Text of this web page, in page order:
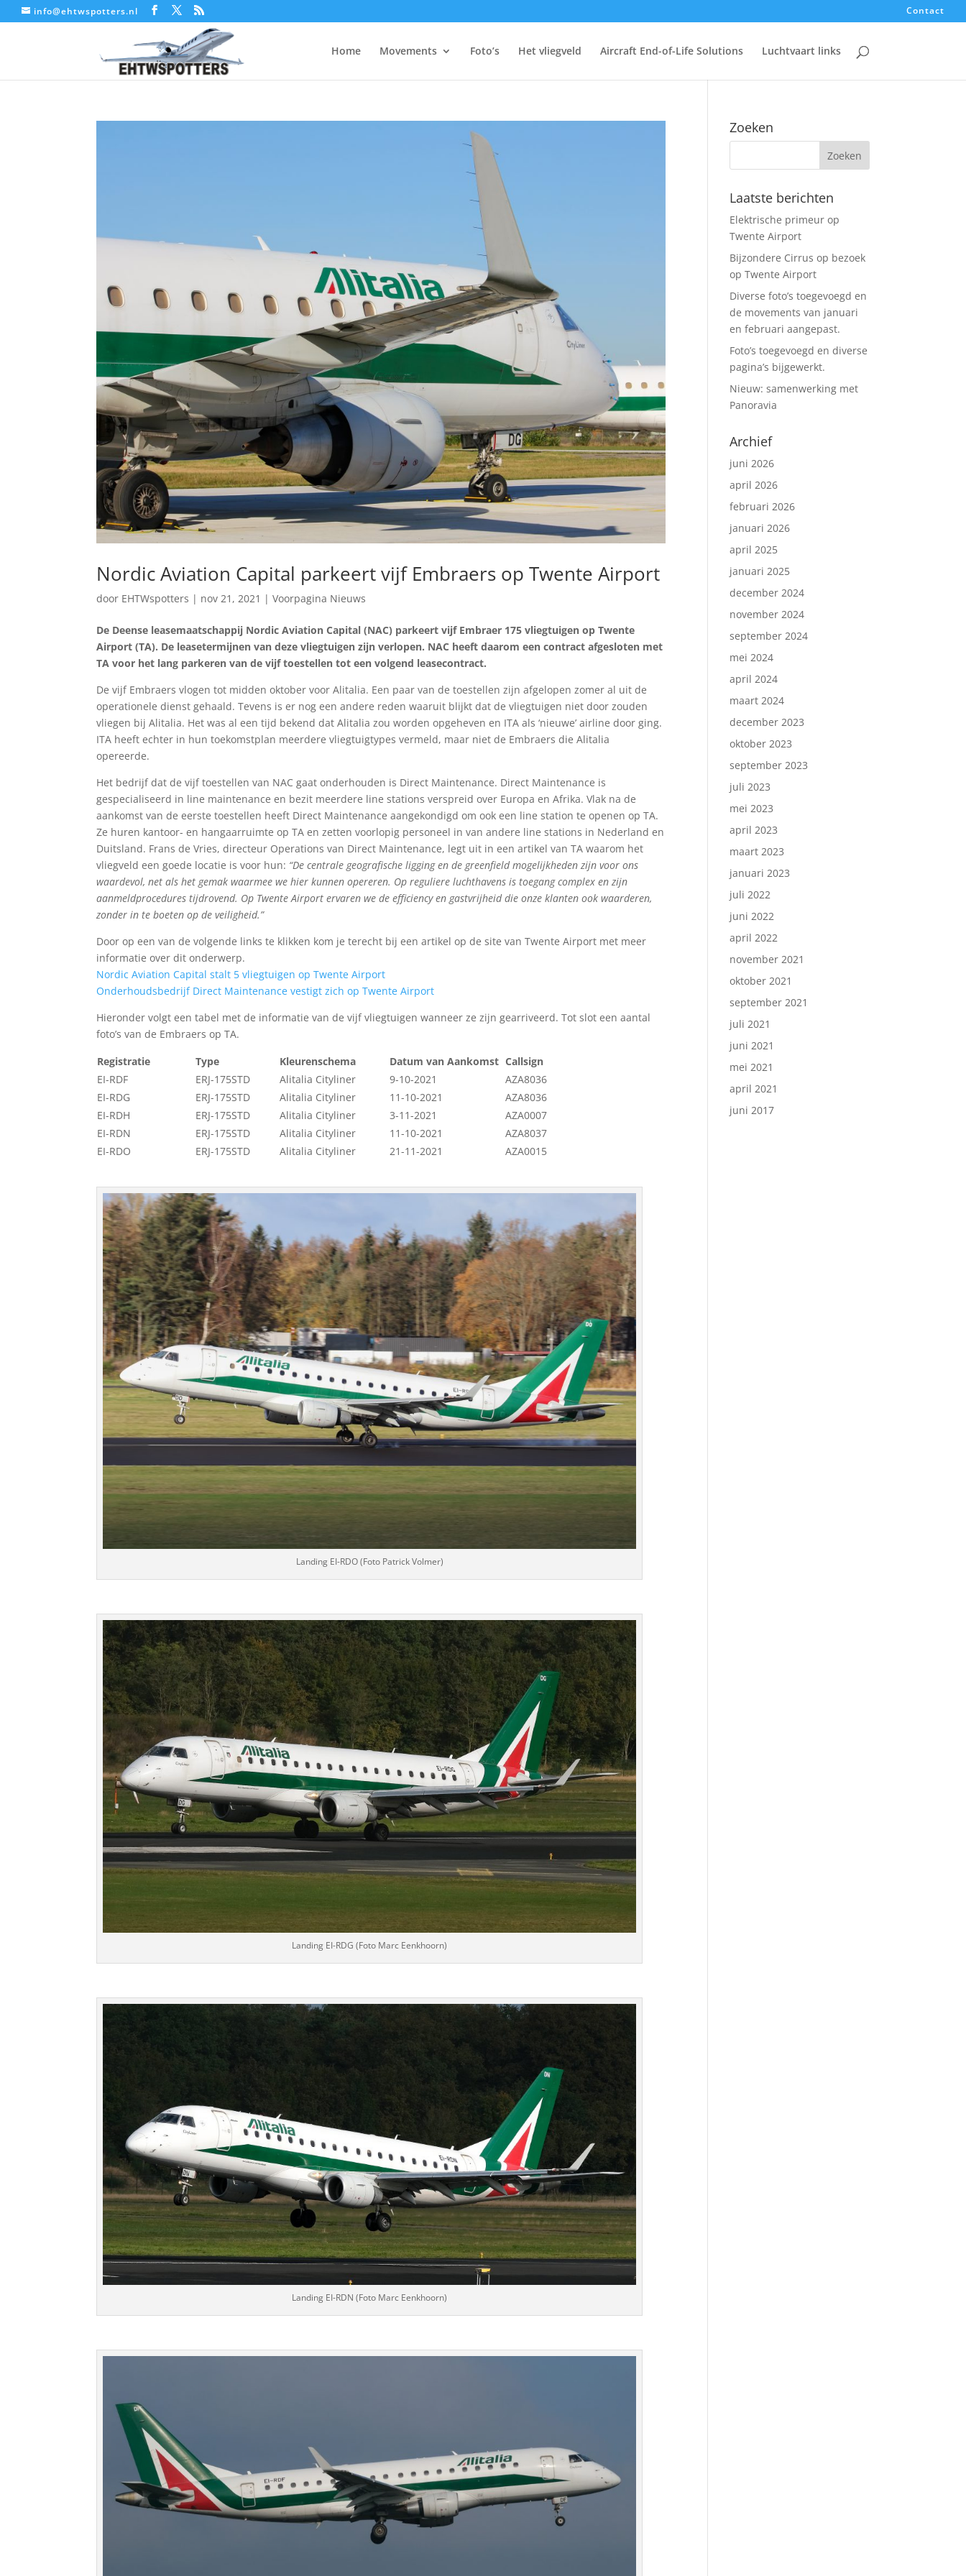
info@ehtwspotters.nl Contact
Home Movements Foto’s Het vliegveld Aircraft End-of-Life Solutions Luchtvaart links
Nordic Aviation Capital parkeert vijf Embraers op Twente Airport
door EHTWspotters | nov 21, 2021 |Voorpagina Nieuws
De Deense leasemaatschappij Nordic Aviation Capital (NAC) parkeert vijf Embraer 175 vliegtuigen op Twente
Airport (TA). De leasetermijnen van deze vliegtuigen zijn verlopen. NAC heeft daarom een contract afgesloten met
TA voor het lang parkeren van de vijf toestellen tot een volgend leasecontract.
De vijf Embraers vlogen tot midden oktober voor Alitalia. Een paar van de toestellen zijn afgelopen zomer al uit de
operationele dienst gehaald. Tevens is er nog een andere reden waaruit blijkt dat de vliegtuigen niet door zouden
vliegen bij Alitalia. Het was al een tijd bekend dat Alitalia zou worden opgeheven en ITA als ‘nieuwe’ airline door ging.
ITA heeft echter in hun toekomstplan meerdere vliegtuigtypes vermeld, maar niet de Embraers die Alitalia
opereerde.
Het bedrijf dat de vijf toestellen van NAC gaat onderhouden is Direct Maintenance. Direct Maintenance is
gespecialiseerd in line maintenance en bezit meerdere line stations verspreid over Europa en Afrika. Vlak na de
aankomst van de eerste toestellen heeft Direct Maintenance aangekondigd om ook een line station te openen op TA.
Ze huren kantoor- en hangaarruimte op TA en zetten voorlopig personeel in van andere line stations in Nederland en
Duitsland. Frans de Vries, directeur Operations van Direct Maintenance, legt uit in een artikel van TA waarom het
vliegveld een goede locatie is voor hun: “De centrale geografische ligging en de greenfield mogelijkheden zijn voor ons
waardevol, net als het gemak waarmee we hier kunnen opereren. Op reguliere luchthavens is toegang complex en zijn
aanmeldprocedures tijdrovend. Op Twente Airport ervaren we de efficiency en gastvrijheid die onze klanten ook waarderen,
zonder in te boeten op de veiligheid.”
Door op een van de volgende links te klikken kom je terecht bij een artikel op de site van Twente Airport met meer
informatie over dit onderwerp.
Nordic Aviation Capital stalt 5 vliegtuigen op Twente Airport
Onderhoudsbedrijf Direct Maintenance vestigt zich op Twente Airport
Hieronder volgt een tabel met de informatie van de vijf vliegtuigen wanneer ze zijn gearriveerd. Tot slot een aantal
foto’s van de Embraers op TA.
Registratie
Type Kleurenschema Datum van Aankomst Callsign
EI-RDF
ERJ-175STD Alitalia Cityliner 9-10-2021
AZA8036
EI-RDG
ERJ-175STD Alitalia Cityliner 11-10-2021
AZA8036
EI-RDH
ERJ-175STD Alitalia Cityliner 3-11-2021
AZA0007
EI-RDN
ERJ-175STD Alitalia Cityliner 11-10-2021
AZA8037
EI-RDO
ERJ-175STD Alitalia Cityliner 21-11-2021 AZA0015
Landing EI-RDO (Foto Patrick Volmer)
Landing EI-RDG (Foto Marc Eenkhoorn)
Landing EI-RDN (Foto Marc Eenkhoorn)
Zoeken
Laatste berichten
Elektrische primeur op
Twente Airport
Bijzondere Cirrus op bezoek
op Twente Airport
Diverse foto’s toegevoegd en
de movements van januari
en februari aangepast.
Foto’s toegevoegd en diverse
pagina’s bijgewerkt.
Nieuw: samenwerking met
Panoravia
Archief
juni 2026
april 2026
februari 2026
januari 2026
april 2025
januari 2025
december 2024
november 2024
september 2024
mei 2024
april 2024
maart 2024
december 2023
oktober 2023
september 2023
juli 2023
mei 2023
april 2023
maart 2023
januari 2023
juli 2022
juni 2022
april 2022
november 2021
oktober 2021
september 2021
juli 2021
juni 2021
mei 2021
april 2021
juni 2017